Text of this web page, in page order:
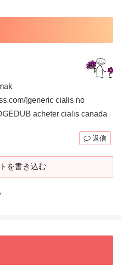
]generic cialis no
acheter cialis canada
返信
を書き込む